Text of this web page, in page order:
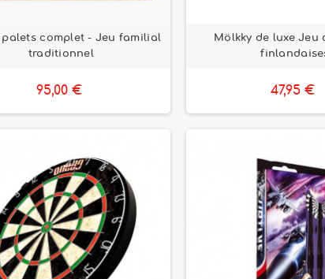
palets complet - Jeu familial
traditionnel
95,00 €
Mölkky de luxe Jeu
47,95 €